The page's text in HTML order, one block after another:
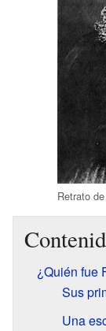
Retrato
¿Quién fue
Sus
Una